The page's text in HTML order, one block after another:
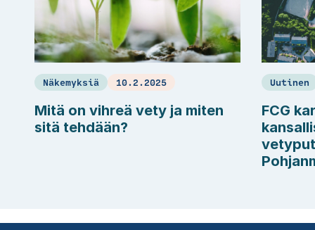
Näkemyksiä 10.2.2025
Mitä on vihreä vety ja miten
sitä tehdään?
Uutinen
FCG